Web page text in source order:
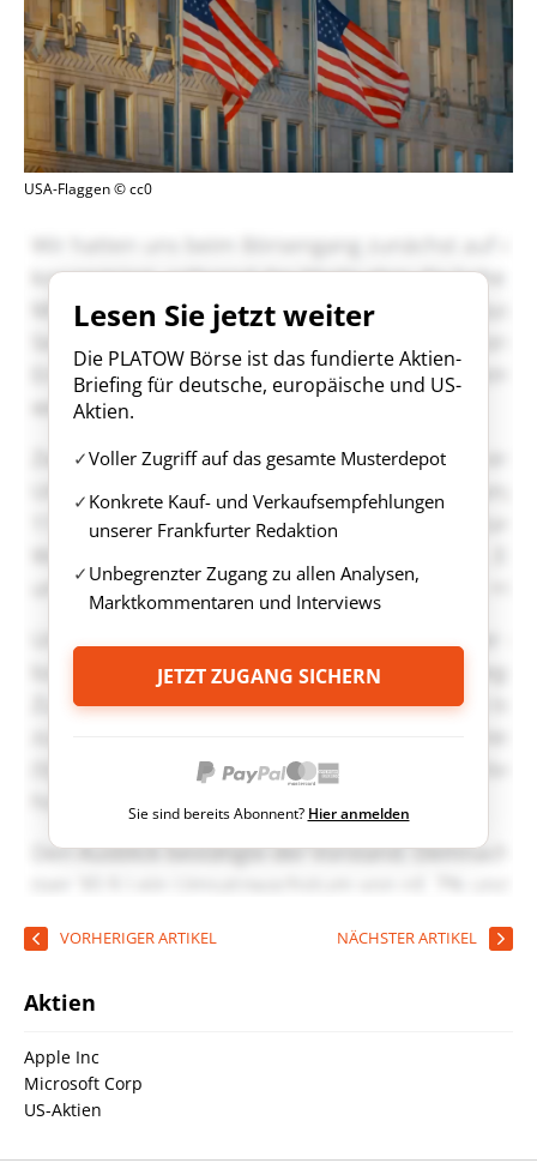
USA-Flaggen © cc0
Lesen Sie jetzt weiter
Die PLATOW Börse ist das fundierte Aktien-
Briefing für deutsche, europäische und US-
Aktien.
Voller Zugriff auf das gesamte Musterdepot
Konkrete Kauf- und Verkaufsempfehlungen
unserer Frankfurter Redaktion
Unbegrenzter Zugang zu allen Analysen,
Marktkommentaren und Interviews
JETZT ZUGANG SICHERN
Sie sind bereits Abonnent? Hier anmelden
VORHERIGER ARTIKEL NÄCHSTER ARTIKEL
Aktien
Apple Inc
Microsoft Corp
US-Aktien